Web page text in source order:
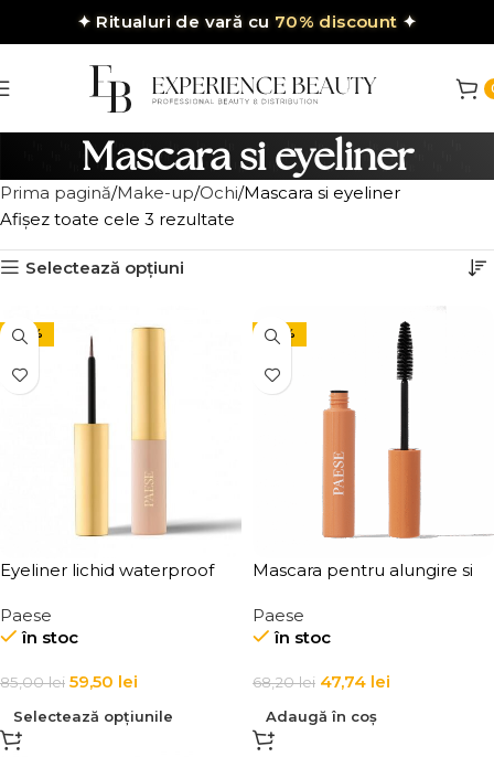
✦Ritualuri de vară cu 70% discount ✦
Mascara si eyeliner
Prima pagină Make-up Ochi Mascara si eyeliner
Afișez toate cele 3 rezultate
Selectează opțiuni
-30%
Eyeliner lichid waterproof
Paese
în stoc
85,00lei 59,50 lei
Selectează opțiunile
-30%
Mascara pentru alungire si
Oh My Eye Mascara 8 ml
Paese
în stoc
68,20lei 47,74 lei
Adaugă în coș